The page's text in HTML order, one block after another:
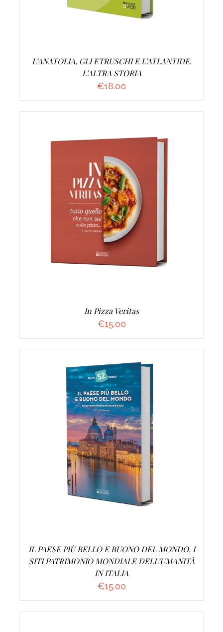
L’ANATOLIA, GLI ETRUSCHI E L’ATLANTIDE.
L’ALTRA STORIA
€18.00
AGGIUNGI AL CARRELLO /
In Pizza Veritas
€15.00
AGGIUNGI AL CARRELLO /
IL PAESE PIÙ BELLO E BUONO DEL MONDO. I
SITI PATRIMONIO MONDIALE DELL’UMANITÀ
IN ITALIA
€15.00